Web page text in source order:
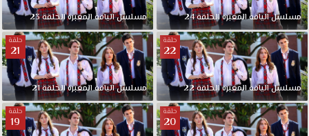
مسلسل الياقة المغبرة الحلقة 24 مسلسل الياقة المغبرة الحلقة 23
حلقة
22
مسلسل الياقة المغبرة الحلقة 22
حلقة
21
مسلسل الياقة المغبرة الحلقة 21
حلقة
20
حلقة
19